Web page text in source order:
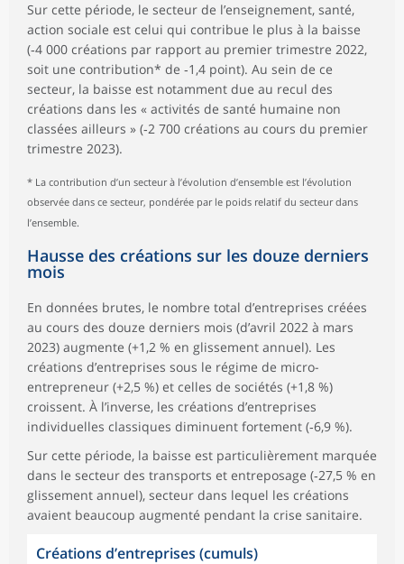
Sur cette période, le secteur de l’enseignement, santé,
action sociale est celui qui contribue le plus à la baisse
(‑4 000 créations par rapport au premier trimestre 2022,
soit une contribution* de ‑1,4 point). Au sein de ce
secteur, la baisse est notamment due au recul des
créations dans les « activités de santé humaine non
classées ailleurs » (‑2 700 créations au cours du premier
trimestre 2023).
* La contribution d’un secteur à l’évolution d’ensemble est l’évolution
observée dans ce secteur, pondérée par le poids relatif du secteur dans
l’ensemble.
Hausse des créations sur les douze derniers
mois
En données brutes, le nombre total d’entreprises créées
au cours des douze derniers mois (d’avril 2022 à mars
2023) augmente (+1,2 % en glissement annuel). Les
créations d’entreprises sous le régime de micro-
entrepreneur (+2,5 %) et celles de sociétés (+1,8 %)
croissent. À l’inverse, les créations d’entreprises
individuelles classiques diminuent fortement (‑6,9 %).
Sur cette période, la baisse est particulièrement marquée
dans le secteur des transports et entreposage (‑27,5 % en
glissement annuel), secteur dans lequel les créations
avaient beaucoup augmenté pendant la crise sanitaire.
Créations d’entreprises (cumuls)